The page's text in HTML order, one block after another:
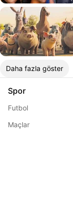
Daha fazla göster
Spor
Futbol
Maçlar